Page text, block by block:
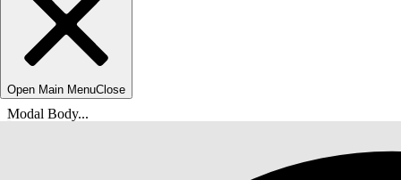
Open Main MenuClose
Modal Body...